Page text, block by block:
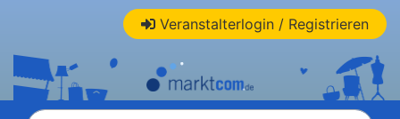
Veranstalterlogin / Registrieren